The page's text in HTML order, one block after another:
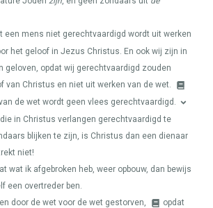
een mens niet gerechtvaardigd wordt uit werken
het geloof in Jezus Christus. En ook wij zijn in
geloven, opdat wij gerechtvaardigd zouden
van Christus en niet uit werken van de wet.
de wet wordt geen vlees gerechtvaardigd.
in Christus verlangen gerechtvaardigd te
blijken te zijn, is Christus dan een dienaar
niet!
wat ik afgebroken heb, weer opbouw, dan bewijs
een overtreder ben.
door de wet voor de wet gestorven,
opdat